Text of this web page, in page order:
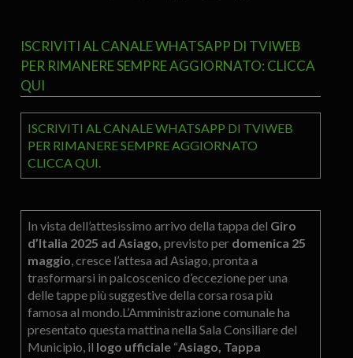
ISCRIVITI AL CANALE WHATSAPP DI TVIWEB
PER RIMANERE SEMPRE AGGIORNATO: CLICCA
QUI
ISCRIVITI AL CANALE WHATSAPP DI TVIWEB
PER RIMANERE SEMPRE AGGIORNATO
CLICCA QUI.
In vista dell’attesissimo arrivo della tappa del Giro
d’Italia 2025 ad Asiago, previsto perdomenica 25
maggio, cresce l’attesa ad Asiago, pronta a
trasformarsi in palcoscenico d’eccezione per una
delle tappe più suggestive della corsa rosa più
famosa al mondo.L’Amministrazione comunale ha
presentato questa mattina nella Sala Consiliare del
Municipio, il logo ufficiale“Asiago, Tappa